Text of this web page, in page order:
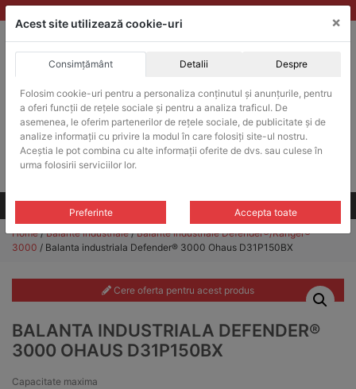
Skip
to
ACHIZITII PUBLICE
Produsele pot fi achizitionate si in sistemul SEAP / SICAP
Products
search
CAUTARE
Toate produsele
Home/Balante industriale/Balante industriale Defender®/Ranger®
3000 / Balanta industriala Defender® 3000 Ohaus D31P150BX
Cere oferta pentru acest produs
BALANTA INDUSTRIALA DEFENDER®
3000 OHAUS D31P150BX
Capacitate maxima
Acest site utilizează cookie-uri ×
Consimțământ Detalii Despre
Folosim cookie-uri pentru a personaliza conținutul și anunțurile, pentru
a oferi funcții de rețele sociale și pentru a analiza traficul. De
asemenea, le oferim partenerilor de rețele sociale, de publicitate și de
analize informații cu privire la modul în care folosiți site-ul nostru.
Aceștia le pot combina cu alte informații oferite de dvs. sau culese în
urma folosirii serviciilor lor.
Preferinte Accepta toate